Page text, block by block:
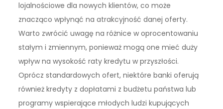
lojalnościowe dla nowych klientów, co może
znacząco wpłynąć na atrakcyjność danej oferty.
Warto zwrócić uwagę na różnice w oprocentowaniu
stałym i zmiennym, ponieważ mogą one mieć duży
wpływ na wysokość raty kredytu w przyszłości.
Oprócz standardowych ofert, niektóre banki oferują
również kredyty z dopłatami z budżetu państwa lub
programy wspierające młodych ludzi kupujących